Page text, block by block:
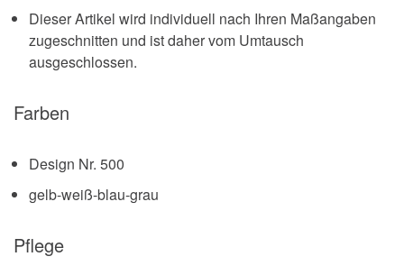
Dieser Artikel wird individuell nach Ihren Maßangaben
zugeschnitten und ist daher vom Umtausch
ausgeschlossen.
Farben
Design Nr. 500
gelb-weiß-blau-grau
Pflege